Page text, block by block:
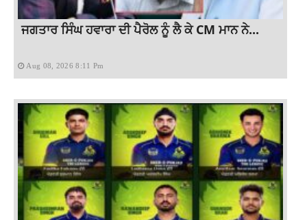
ਜਗਤਾਰ ਸਿੰਘ ਹਵਾਰਾ ਦੀ ਪੈਰੋਲ ਨੂੰ ਲੈ ਕੇ CM ਮਾਨ ਨੇ...
Aug 08, 2026 8:11 Pm